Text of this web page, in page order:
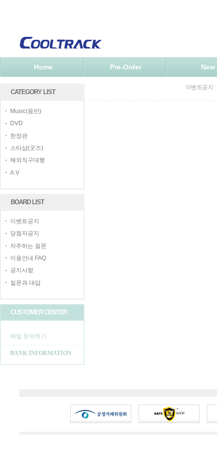
Home Pre-Order New
CATEGORY LIST
Music(음반)
DVD
한정판
스타샵(굿즈)
해외직구대행
A.V
BOARD LIST
이벤트공지
당첨자공지
자주하는 질문
이용안내 FAQ
공지사항
질문과 대답
CUSTOMER CENTER
메일 문의하기
BANK INFORMATION
이벤트공지